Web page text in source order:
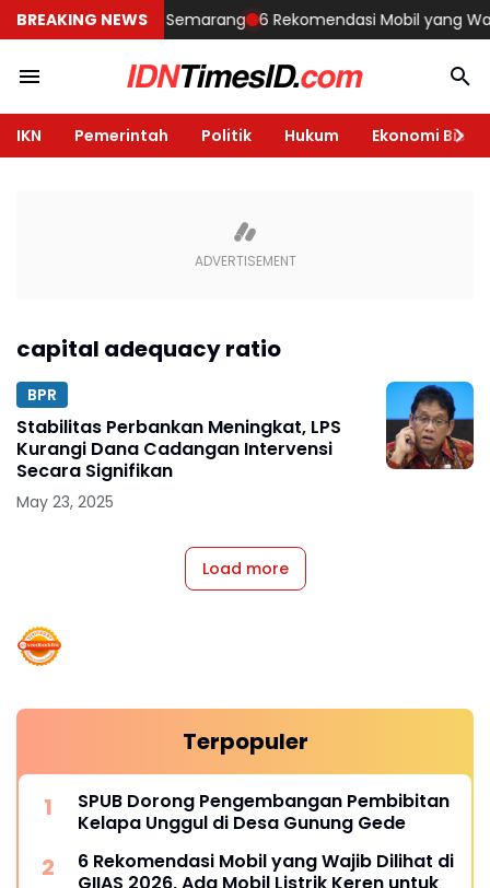
BREAKING NEWS
Rumah di Semarang 6 Rekomendasi Mobil yang
IKN Pemerintah Politik Hukum Ekonomi Bisnis
capital adequacy ratio
BPR
Stabilitas Perbankan Meningkat, LPS
Kurangi Dana Cadangan Intervensi
Secara Signifikan
May 23, 2025
Load more
Terpopuler
SPUB Dorong Pengembangan Pembibitan
Kelapa Unggul di Desa Gunung Gede
6 Rekomendasi Mobil yang Wajib Dilihat di
GIIAS 2026, Ada Mobil Listrik Keren untuk